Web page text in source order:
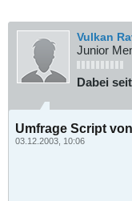
Vulkan
Junior
Dabei
Umfrage Script
03.12.2003, 10:06